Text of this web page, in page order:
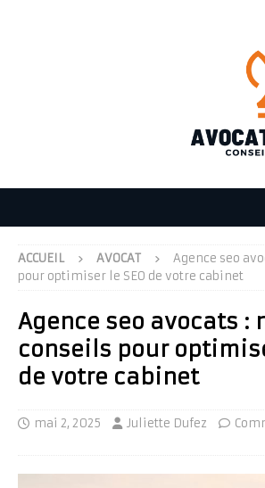
ACCUEIL AVOCAT
Agence seo
pour optimiser le SEO de votre cabinet
Agence seo avocats :
conseils pour
de votre cabinet
mai 2, 2025 Juliette Dufez